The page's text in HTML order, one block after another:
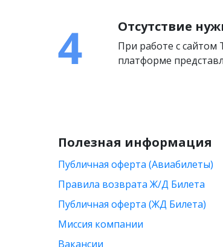
Отсутствие
При работе с сайтом
платформе
Полезная информация
Публичная оферта (Авиабилеты)
Правила возврата Ж/Д Билета
Публичная оферта (ЖД Билета)
Миссия компании
Вакансии